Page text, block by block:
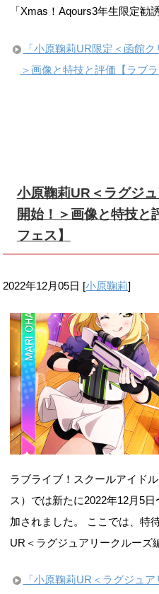
「Xmas！Aqours3年生限定勧
「小原鞠莉UR限定＜函館
＞画像と特技と評価【ラブ
小原鞠莉UR＜ラグジ
開始！＞画像と特技と
フェス】
2022年12月05日 [小原鞠莉]
ラブライブ！スクールアイド
ス）では新たに2022年12月5
加されました。 ここでは、特
UR＜ラグジュアリークルーズ
「小原鞠莉UR＜ラグジュ